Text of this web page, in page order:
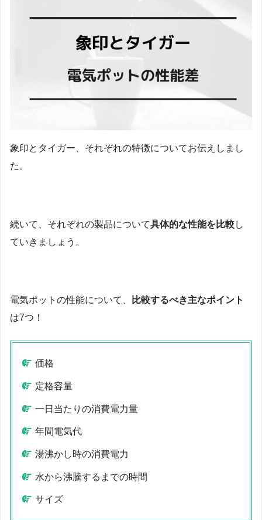
象印とタイガー、それぞれの特徴についてお伝えしまし
た。
続いて、それぞれの製品について具体的な性能を比較し
ていきましょう。
電気ポットの性能について、
比較するべき主なポイント
は7つ！
価格
定格容量
一日当たりの消費電力量
年間電気代
湯沸かし時の消費電力
水から沸騰するまでの時間
サイズ